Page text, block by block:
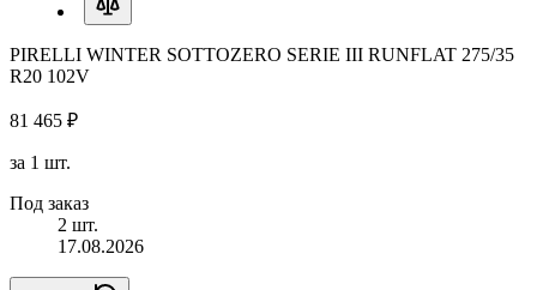
PIRELLI WINTER SOTTOZERO SERIE III RUNFLAT 275/35
R20 102V
81 465 ₽
за 1 шт.
Под заказ
2 шт.
17.08.2026